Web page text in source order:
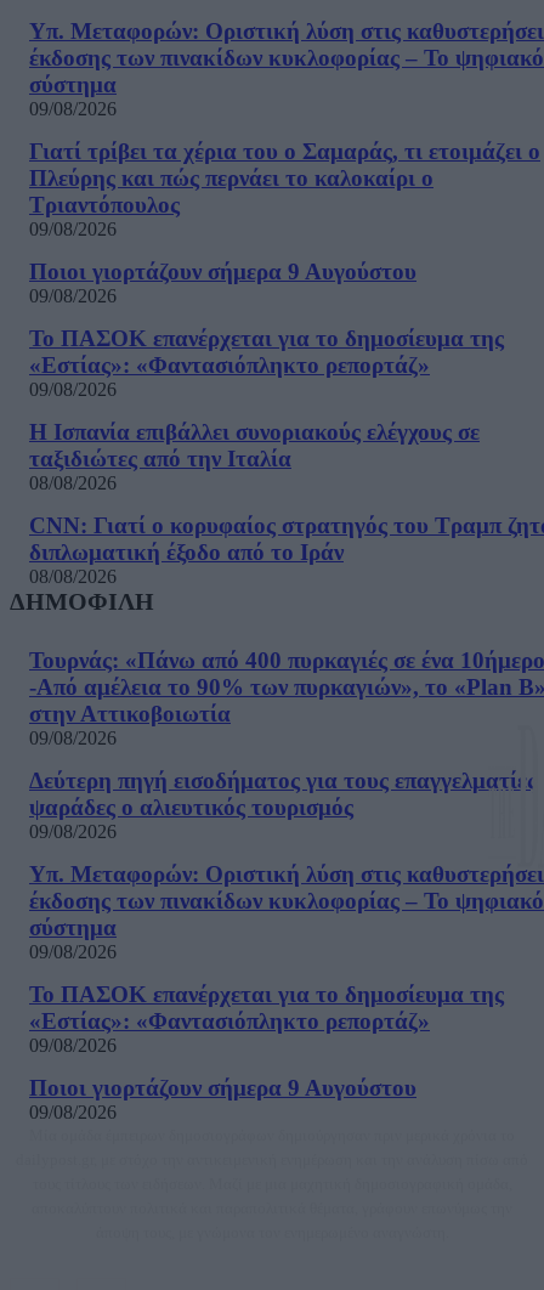
Υπ. Μεταφορών: Οριστική λύση στις
έκδοσης των πινακίδων κυκλοφορίας – Το ψηφιακό
σύστημα
09/08/2026
Γιατί τρίβει τα χέρια του ο Σαμαράς, τι ετοιμάζει ο
Πλεύρης και πώς περνάει το καλοκαίρι ο
Τριαντόπουλος
09/08/2026
Ποιοι γιορτάζουν σήμερα 9 Αυγούστου
09/08/2026
Το ΠΑΣΟΚ επανέρχεται για το δημοσίευμα της
«Εστίας»: «Φαντασιόπληκτο ρεπορτάζ»
09/08/2026
Η Ισπανία επιβάλλει συνοριακούς ελέγχους σε
ταξιδιώτες από την Ιταλία
08/08/2026
CNN: Γιατί ο κορυφαίος στρατηγός του Τραμπ
διπλωματική έξοδο από το Ιράν
08/08/2026
ΔΗΜΟΦΙΛΗ
Τουρνάς: «Πάνω από 400 πυρκαγιές σε ένα 10ήμερο
-Από αμέλεια το 90% των πυρκαγιών», το «Plan
στην Αττικοβοιωτία
09/08/2026
Δεύτερη πηγή εισοδήματος για τους επαγγελματίες
ψαράδες ο αλιευτικός τουρισμός
09/08/2026
Υπ. Μεταφορών: Οριστική λύση στις
έκδοσης των πινακίδων κυκλοφορίας – Το ψηφιακό
σύστημα
09/08/2026
Το ΠΑΣΟΚ επανέρχεται για το δημοσίευμα της
«Εστίας»: «Φαντασιόπληκτο ρεπορτάζ»
09/08/2026
Ποιοι γιορτάζουν σήμερα 9 Αυγούστου
09/08/2026